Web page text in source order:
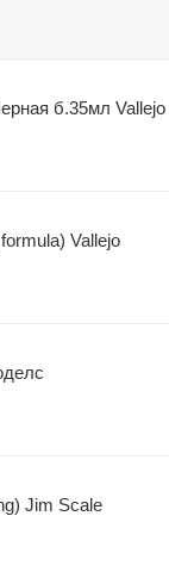
б.35мл Vallejo
Vallejo
Jim Scale